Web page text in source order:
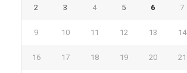
2 3 4 5 6 7
9 10 11 12 13 14
16 17 18 19 20 21